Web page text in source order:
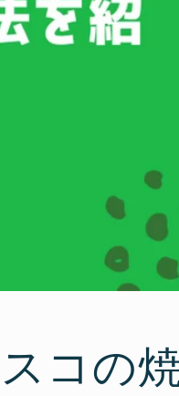
コの